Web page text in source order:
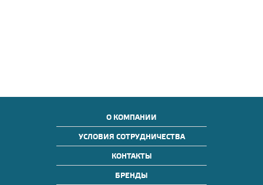
О КОМПАНИИ
УСЛОВИЯ СОТРУДНИЧЕСТВА
КОНТАКТЫ
БРЕНДЫ